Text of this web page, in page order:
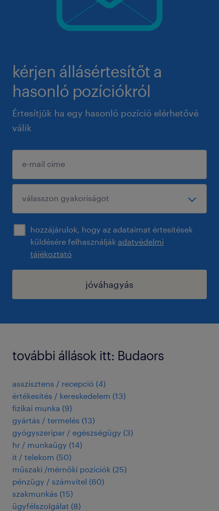
kérjen állásértesítőt a
hasonló pozíciókról
Értesítjük ha egy hasonló pozíció elérhetővé
válik
hozzájárulok, hogy az adataimat értesítések
küldésére felhasználják adatvédelmi
tájékoztató
jóváhagyás
további állások itt: Budaors
asszisztens / recepció (4)
értékesítés / kereskedelem (13)
fizikai munka (9)
gyártás / termelés (13)
gyógyszeripar / egészségügy (3)
hr / munkaügy (14)
it / telekom (50)
műszaki /mérnöki pozíciók (25)
pénzügy / számvitel (60)
szakmunkás (15)
ügyfélszolgálat (8)